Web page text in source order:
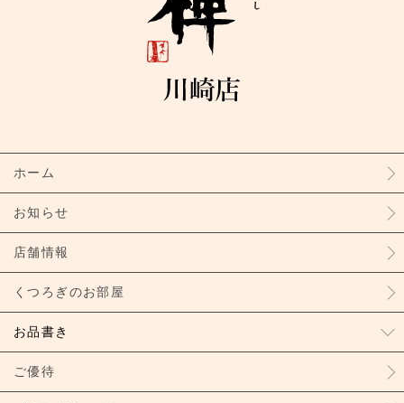
ホーム
お知らせ
店舗情報
くつろぎのお部屋
お品書き
ご優待